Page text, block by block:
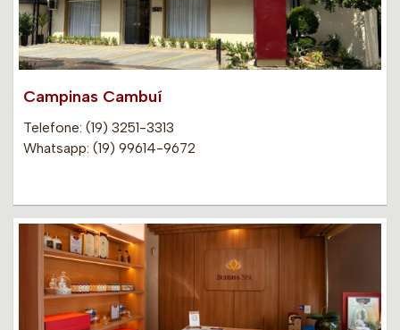
Campinas Cambuí
Telefone: (19) 3251-3313
Whatsapp: (19) 99614-9672